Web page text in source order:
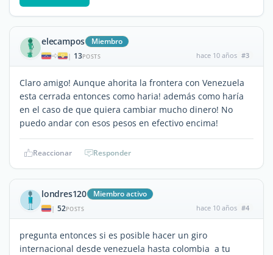
elecampos Miembro
| 13POSTS hace 10 años #3
Claro amigo! Aunque ahorita la frontera con Venezuela
esta cerrada entonces como haria! además como haría
en el caso de que quiera cambiar mucho dinero! No
puedo andar con esos pesos en efectivo encima!
Reaccionar Responder
londres120 Miembro activo
| 52POSTS hace 10 años #4
pregunta entonces si es posible hacer un giro
internacional desde venezuela hasta colombia a tu